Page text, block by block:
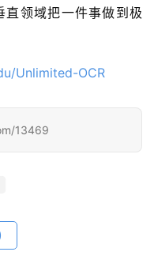
直领域把一件事做到极
Unlimited-OCR
13469